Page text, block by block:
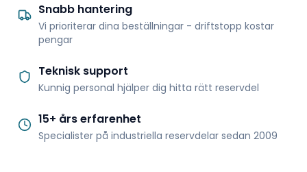
Snabb hantering
Vi prioriterar dina beställningar - driftstopp kostar
pengar
Teknisk support
Kunnig personal hjälper dig hitta rätt reservdel
15+ års erfarenhet
Specialister på industriella reservdelar sedan 2009